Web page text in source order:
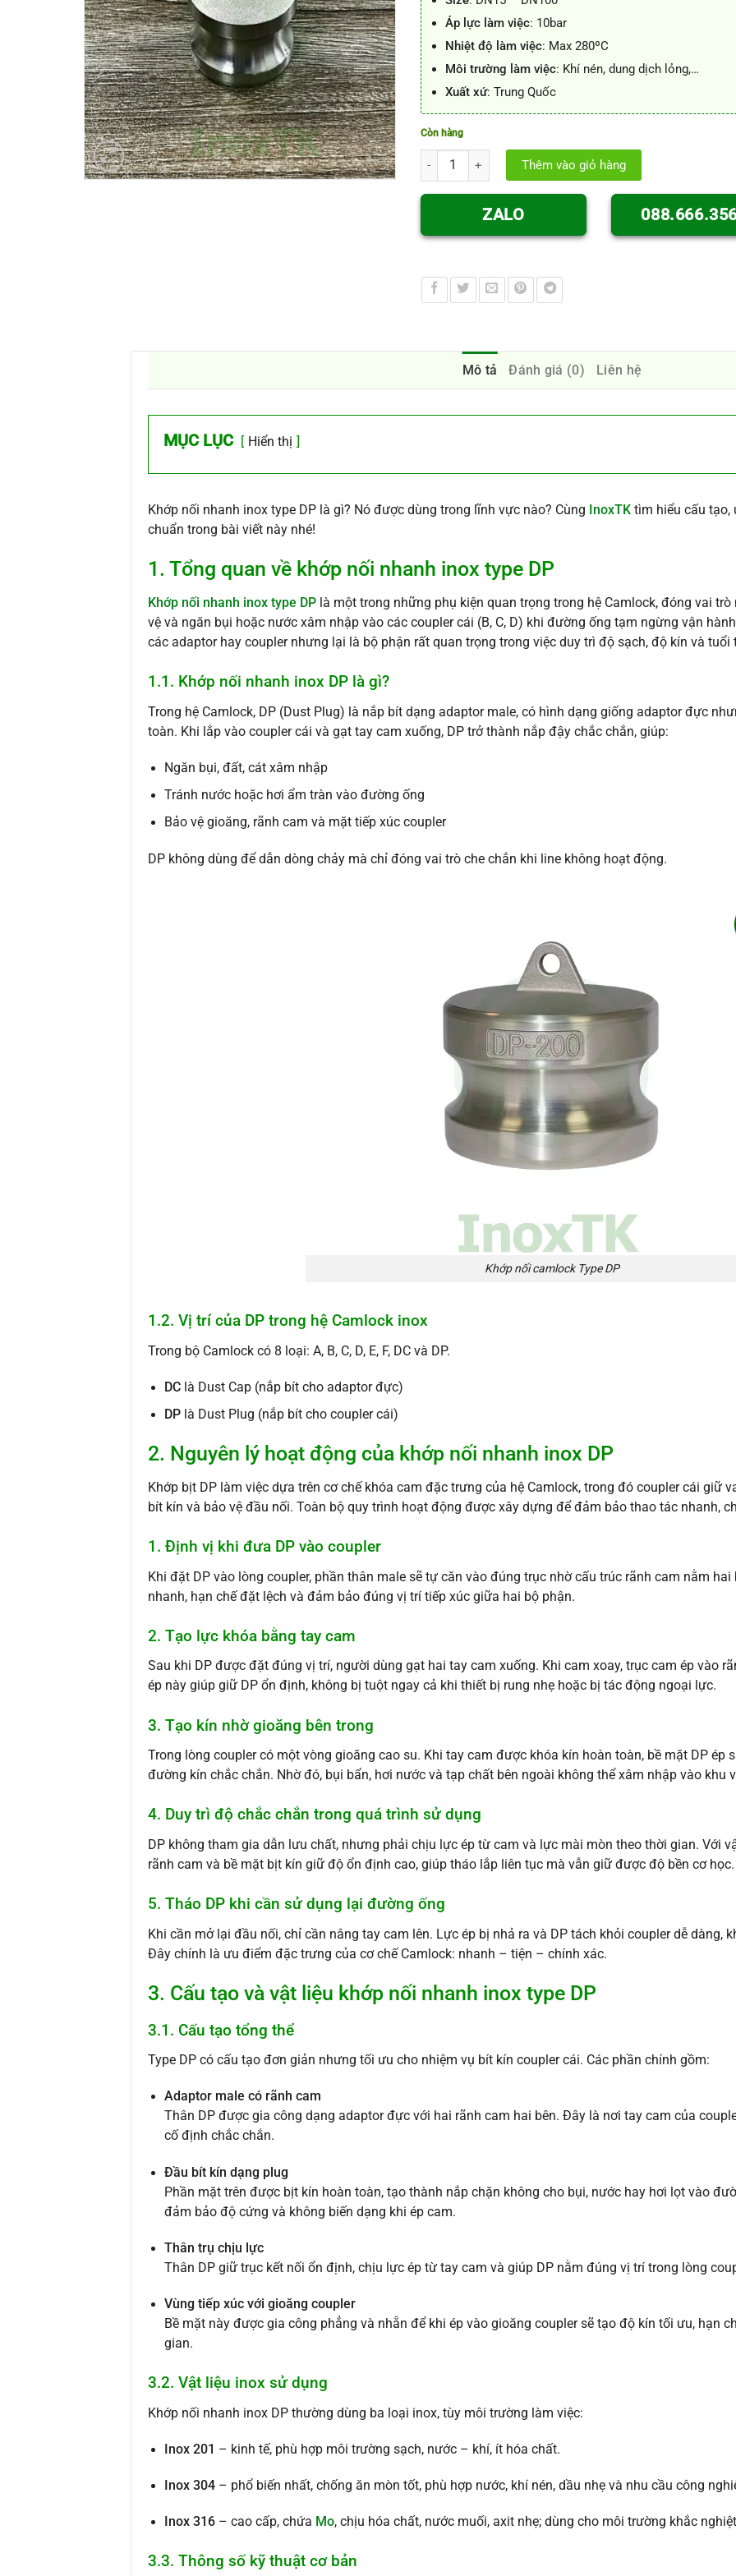
Áp lực làm việc: 10bar
Nhiệt độ làm việc: Max 280ºC
Môi trường làm việc: Khí nén, dung dịch lỏng,…
Xuất xứ: Trung Quốc
Còn hàng
Khớp nối nhanh inox type DP số lượng
Thêm vào giỏ hàng
ZALO
Mô tả Đánh giá (0) Liên hệ
MỤC LỤC Hiển thị
Khớp nối nhanh inox type DP là gì? Nó được dùng trong lĩnh vực nào? Cùng InoxTK tìm hiểu cấu tạo,
chuẩn trong bài viết này nhé!
1. Tổng quan về khớp nối nhanh inox type DP
Khớp nối nhanh inox type DP là một trong những phụ kiện quan trọng trong hệ Camlock, đóng vai
vệ và ngăn bụi hoặc nước xâm nhập vào các coupler cái (B, C, D) khi đường ống tạm ngừng vận
các adaptor hay coupler nhưng lại là bộ phận rất quan trọng trong việc duy trì độ sạch, độ kín và tuổi
1.1. Khớp nối nhanh inox DP là gì?
Trong hệ Camlock, DP (Dust Plug) là nắp bít dạng adaptor male, có hình dạng giống adaptor đực
toàn. Khi lắp vào coupler cái và gạt tay cam xuống, DP trở thành nắp đậy chắc chắn, giúp:
Ngăn bụi, đất, cát xâm nhập
Tránh nước hoặc hơi ẩm tràn vào đường ống
Bảo vệ gioăng, rãnh cam và mặt tiếp xúc coupler
DP không dùng để dẫn dòng chảy mà chỉ đóng vai trò che chắn khi line không hoạt động.
Khớp nối camlock Type DP
1.2. Vị trí của DP trong hệ Camlock inox
Trong bộ Camlock có 8 loại: A, B, C, D, E, F, DC và DP.
DC là Dust Cap (nắp bít cho adaptor đực)
DP là Dust Plug (nắp bít cho coupler cái)
2. Nguyên lý hoạt động của khớp nối nhanh inox DP
Khớp bịt DP làm việc dựa trên cơ chế khóa cam đặc trưng của hệ Camlock, trong đó coupler cái giữ
bít kín và bảo vệ đầu nối. Toàn bộ quy trình hoạt động được xây dựng để đảm bảo thao tác nhanh,
1. Định vị khi đưa DP vào coupler
Khi đặt DP vào lòng coupler, phần thân male sẽ tự căn vào đúng trục nhờ cấu trúc rãnh cam nằm
nhanh, hạn chế đặt lệch và đảm bảo đúng vị trí tiếp xúc giữa hai bộ phận.
2. Tạo lực khóa bằng tay cam
Sau khi DP được đặt đúng vị trí, người dùng gạt hai tay cam xuống. Khi cam xoay, trục cam ép vào
ép này giúp giữ DP ổn định, không bị tuột ngay cả khi thiết bị rung nhẹ hoặc bị tác động ngoại lực.
3. Tạo kín nhờ gioăng bên trong
Trong lòng coupler có một vòng gioăng cao su. Khi tay cam được khóa kín hoàn toàn, bề mặt DP ép
đường kín chắc chắn. Nhờ đó, bụi bẩn, hơi nước và tạp chất bên ngoài không thể xâm nhập vào khu
4. Duy trì độ chắc chắn trong quá trình sử dụng
DP không tham gia dẫn lưu chất, nhưng phải chịu lực ép từ cam và lực mài mòn theo thời gian. Với
rãnh cam và bề mặt bịt kín giữ độ ổn định cao, giúp tháo lắp liên tục mà vẫn giữ được độ bền cơ học.
5. Tháo DP khi cần sử dụng lại đường ống
Khi cần mở lại đầu nối, chỉ cần nâng tay cam lên. Lực ép bị nhả ra và DP tách khỏi coupler dễ dàng,
Đây chính là ưu điểm đặc trưng của cơ chế Camlock: nhanh – tiện – chính xác.
3. Cấu tạo và vật liệu khớp nối nhanh inox type DP
3.1. Cấu tạo tổng thể
Type DP có cấu tạo đơn giản nhưng tối ưu cho nhiệm vụ bít kín coupler cái. Các phần chính gồm:
Adaptor male có rãnh cam
Thân DP được gia công dạng adaptor đực với hai rãnh cam hai bên. Đây là nơi tay cam của
cố định chắc chắn.
Đầu bít kín dạng plug
Phần mặt trên được bịt kín hoàn toàn, tạo thành nắp chặn không cho bụi, nước hay hơi lọt vào
đảm bảo độ cứng và không biến dạng khi ép cam.
Thân trụ chịu lực
Thân DP giữ trục kết nối ổn định, chịu lực ép từ tay cam và giúp DP nằm đúng vị trí trong lòng
Vùng tiếp xúc với gioăng coupler
Bề mặt này được gia công phẳng và nhẵn để khi ép vào gioăng coupler sẽ tạo độ kín tối ưu, hạn
gian.
3.2. Vật liệu inox sử dụng
Khớp nối nhanh inox DP thường dùng ba loại inox, tùy môi trường làm việc:
Inox 201 – kinh tế, phù hợp môi trường sạch, nước – khí, ít hóa chất.
Inox 304 – phổ biến nhất, chống ăn mòn tốt, phù hợp nước, khí nén, dầu nhẹ và nhu cầu công
Inox 316 – cao cấp, chứa Mo, chịu hóa chất, nước muối, axit nhẹ; dùng cho môi trường khắc
3.3. Thông số kỹ thuật cơ bản